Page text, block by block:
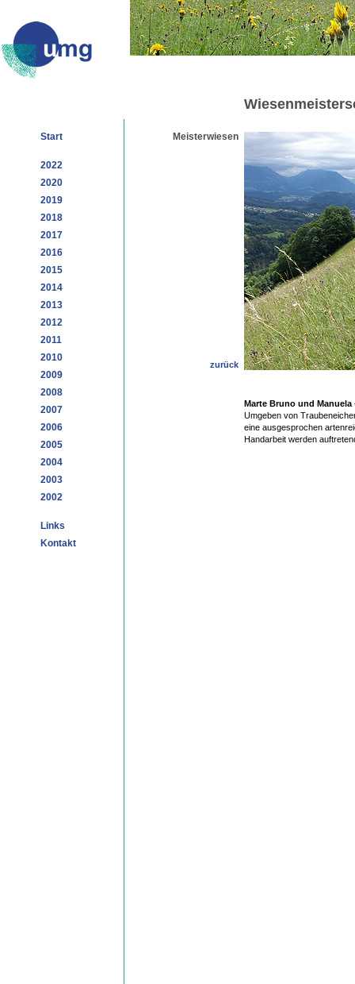
Start
2022
2020
2019
2018
2017
2016
2015
2014
2013
2012
2011
2010
2009
2008
2007
2006
2005
2004
2003
2002
Links
Kontakt
Meisterwiesen
zurück
Marte Bruno und
Umgeben von
eine ausgesprochen
Handarbeit werden